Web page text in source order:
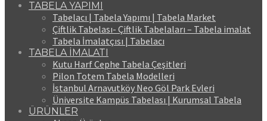
TABELA YAPIMI
Tabelacı | Tabela Yapımı | Tabela Market
Çiftlik Tabelası- Çiftlik Tabelaları – Tabela imalat
Tabela İmalatçısı | Tabelacı
TABELA İMALATI
Kutu Harf Cephe Tabela Çeşitleri
Pilon Totem Tabela Modelleri
İstanbul Arnavutköy Neo Göl Park Evleri
Üniversite Kampüs Tabelası | Kurumsal Tabela
ÜRÜNLER